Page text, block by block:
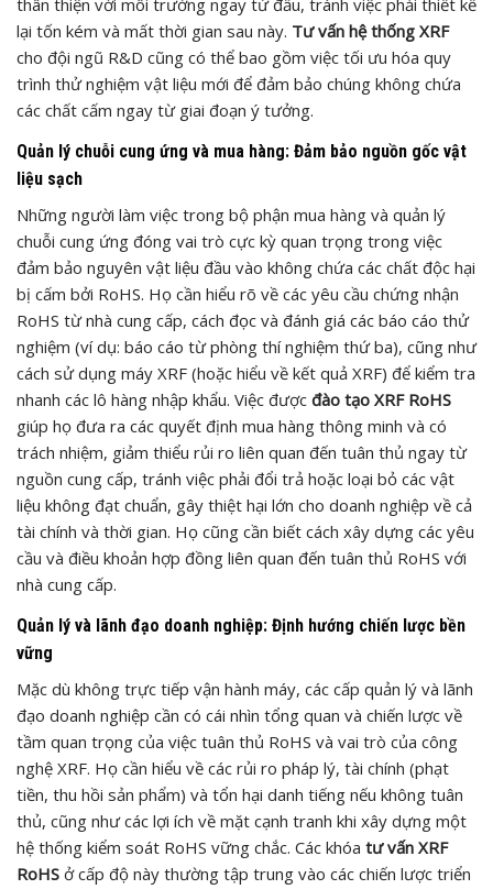
thân thiện với môi trường ngay từ đầu, tránh việc phải thiết kế
lại tốn kém và mất thời gian sau này. Tư vấn hệ thống XRF
cho đội ngũ R&D cũng có thể bao gồm việc tối ưu hóa quy
trình thử nghiệm vật liệu mới để đảm bảo chúng không chứa
các chất cấm ngay từ giai đoạn ý tưởng.
Quản lý chuỗi cung ứng và mua hàng: Đảm bảo nguồn gốc vật
liệu sạch
Những người làm việc trong bộ phận mua hàng và quản lý
chuỗi cung ứng đóng vai trò cực kỳ quan trọng trong việc
đảm bảo nguyên vật liệu đầu vào không chứa các chất độc hại
bị cấm bởi RoHS. Họ cần hiểu rõ về các yêu cầu chứng nhận
RoHS từ nhà cung cấp, cách đọc và đánh giá các báo cáo thử
nghiệm (ví dụ: báo cáo từ phòng thí nghiệm thứ ba), cũng như
cách sử dụng máy XRF (hoặc hiểu về kết quả XRF) để kiểm tra
nhanh các lô hàng nhập khẩu. Việc được đào tạo XRF RoHS
giúp họ đưa ra các quyết định mua hàng thông minh và có
trách nhiệm, giảm thiểu rủi ro liên quan đến tuân thủ ngay từ
nguồn cung cấp, tránh việc phải đổi trả hoặc loại bỏ các vật
liệu không đạt chuẩn, gây thiệt hại lớn cho doanh nghiệp về cả
tài chính và thời gian. Họ cũng cần biết cách xây dựng các yêu
cầu và điều khoản hợp đồng liên quan đến tuân thủ RoHS với
nhà cung cấp.
Quản lý và lãnh đạo doanh nghiệp: Định hướng chiến lược bền
vững
Mặc dù không trực tiếp vận hành máy, các cấp quản lý và lãnh
đạo doanh nghiệp cần có cái nhìn tổng quan và chiến lược về
tầm quan trọng của việc tuân thủ RoHS và vai trò của công
nghệ XRF. Họ cần hiểu về các rủi ro pháp lý, tài chính (phạt
tiền, thu hồi sản phẩm) và tổn hại danh tiếng nếu không tuân
thủ, cũng như các lợi ích về mặt cạnh tranh khi xây dựng một
hệ thống kiểm soát RoHS vững chắc. Các khóa tư vấn XRF
RoHS ở cấp độ này thường tập trung vào các chiến lược triển